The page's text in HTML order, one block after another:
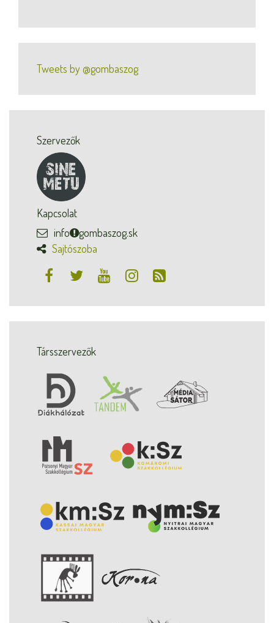
Tweets by @gombaszog
Szervezők
Kapcsolat
info
gombaszog.sk
Sajtószoba
Társszervezők